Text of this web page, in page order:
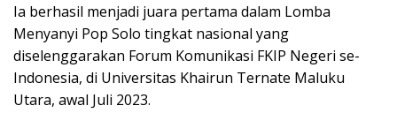
Ia berhasil menjadi juara pertama dalam Lomba
Menyanyi Pop Solo tingkat nasional yang
diselenggarakan Forum Komunikasi FKIP Negeri se-
Indonesia, di Universitas Khairun Ternate Maluku
Utara, awal Juli 2023.